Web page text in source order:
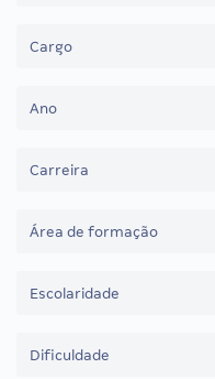
Cargo
Ano
Carreira
Área de formação
Escolaridade
Dificuldade